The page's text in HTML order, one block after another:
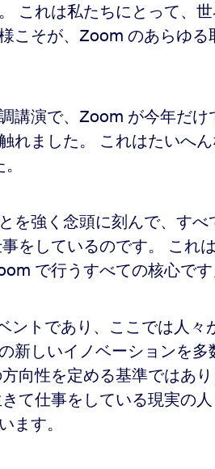
これは私たちにとって、
こそが、Zoom のあらゆる
講演で、Zoom が今年だけ
れました。 これはたいへ
を強く念頭に刻んで、すべ
をしているのです。 これ
で行うすべての核心です
トであり、ここでは人々
新しいイノベーションを多
向性を定める基準ではあり
て仕事をしている現実の
ます。